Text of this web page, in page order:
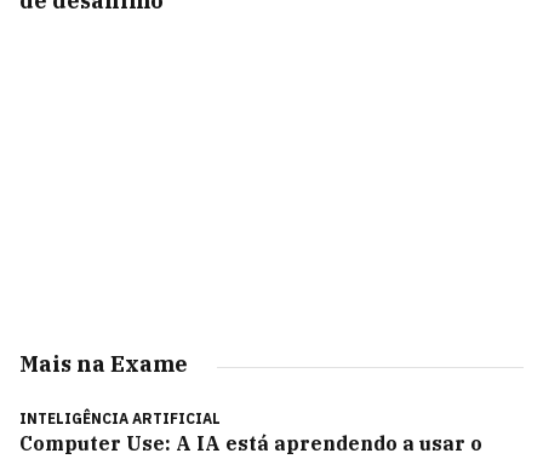
Mais na Exame
INTELIGÊNCIA ARTIFICIAL
Computer Use: A IA está aprendendo a usar o